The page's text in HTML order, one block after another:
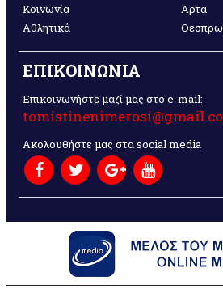
Κοινωνία
Αθλητικά
Άρτα
ΕΠΙΚΟΙΝΩΝΙΑ
Επικοινωνήστε μαζί μας στο e-mail:
Ακολουθήστε μας στα social media